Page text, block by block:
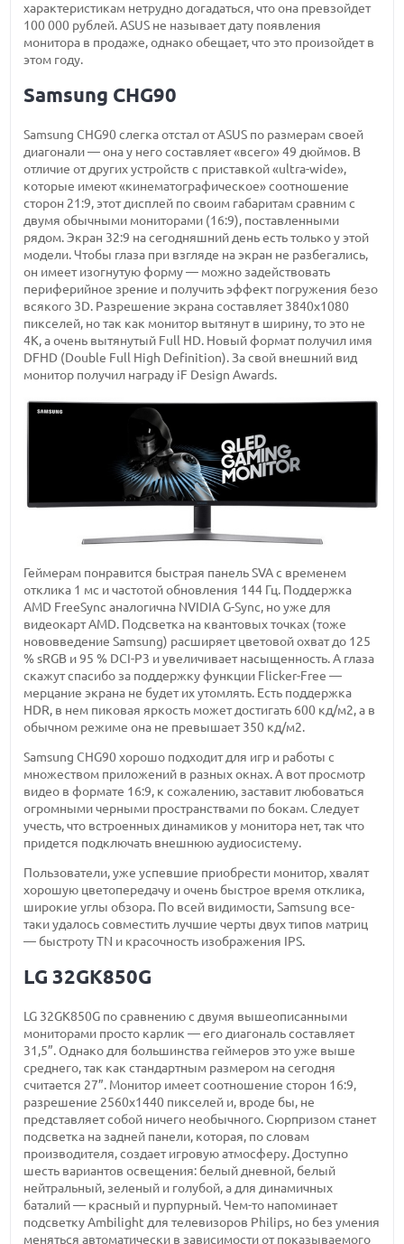
характеристикам нетрудно догадаться, что она превзойдет
100 000 рублей. ASUS не называет дату появления
монитора в продаже, однако обещает, что это произойдет в
этом году.
Samsung CHG90
Samsung CHG90 слегка отстал от ASUS по размерам своей
диагонали — она у него составляет «всего» 49 дюймов. В
отличие от других устройств с приставкой «ultra-wide»,
которые имеют «кинематографическое» соотношение
сторон 21:9, этот дисплей по своим габаритам сравним с
двумя обычными мониторами (16:9), поставленными
рядом. Экран 32:9 на сегодняшний день есть только у этой
модели. Чтобы глаза при взгляде на экран не разбегались,
он имеет изогнутую форму — можно задействовать
периферийное зрение и получить эффект погружения безо
всякого 3D. Разрешение экрана составляет 3840х1080
пикселей, но так как монитор вытянут в ширину, то это не
4К, а очень вытянутый Full HD. Новый формат получил имя
DFHD (Double Full High Definition). За свой внешний вид
монитор получил награду iF Design Awards.
Геймерам понравится быстрая панель SVA с временем
отклика 1 мс и частотой обновления 144 Гц. Поддержка
AMD FreeSync аналогична NVIDIA G-Sync, но уже для
видеокарт AMD. Подсветка на квантовых точках (тоже
нововведение Samsung) расширяет цветовой охват до 125
% sRGB и 95 % DCI-P3 и увеличивает насыщенность. А глаза
скажут спасибо за поддержку функции Flicker-Free —
мерцание экрана не будет их утомлять. Есть поддержка
HDR, в нем пиковая яркость может достигать 600 кд/м2, а в
обычном режиме она не превышает 350 кд/м2.
Samsung CHG90 хорошо подходит для игр и работы с
множеством приложений в разных окнах. А вот просмотр
видео в формате 16:9, к сожалению, заставит любоваться
огромными черными пространствами по бокам. Следует
учесть, что встроенных динамиков у монитора нет, так что
придется подключать внешнюю аудиосистему.
Пользователи, уже успевшие приобрести монитор, хвалят
хорошую цветопередачу и очень быстрое время отклика,
широкие углы обзора. По всей видимости, Samsung все-
таки удалось совместить лучшие черты двух типов матриц
— быстроту TN и красочность изображения IPS.
LG 32GK850G
LG 32GK850G по сравнению с двумя вышеописанными
мониторами просто карлик — его диагональ составляет
31,5”. Однако для большинства геймеров это уже выше
среднего, так как стандартным размером на сегодня
считается 27”. Монитор имеет соотношение сторон 16:9,
разрешение 2560х1440 пикселей и, вроде бы, не
представляет собой ничего необычного. Сюрпризом станет
подсветка на задней панели, которая, по словам
производителя, создает игровую атмосферу. Доступно
шесть вариантов освещения: белый дневной, белый
нейтральный, зеленый и голубой, а для динамичных
баталий — красный и пурпурный. Чем-то напоминает
подсветку Ambilight для телевизоров Philips, но без умения
меняться автоматически в зависимости от показываемого